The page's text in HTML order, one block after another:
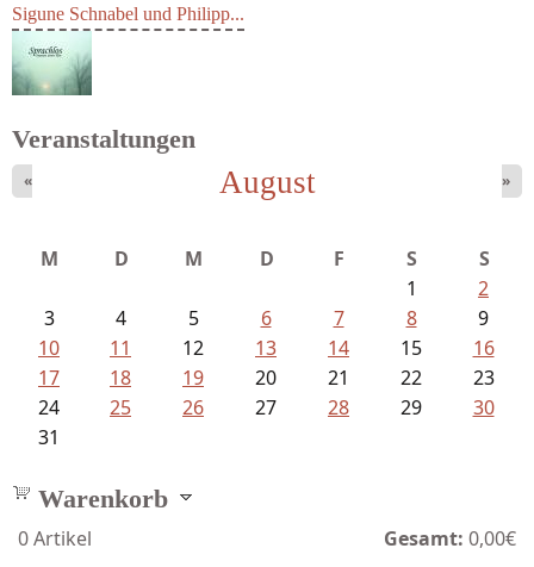
Sigune Schnabel und Philipp...
Struckmeyer, Ingeborg - Sprachlos...
Veranstaltungen
August
« »
M D M D F S
S
1
2
3
4 5 6 7 8
9
10
11 12 13 14 15
16
17
18 19 20 21 22
23
24
25 26 27 28 29
30
31
Warenkorb
0Artikel Gesamt: 0,00€